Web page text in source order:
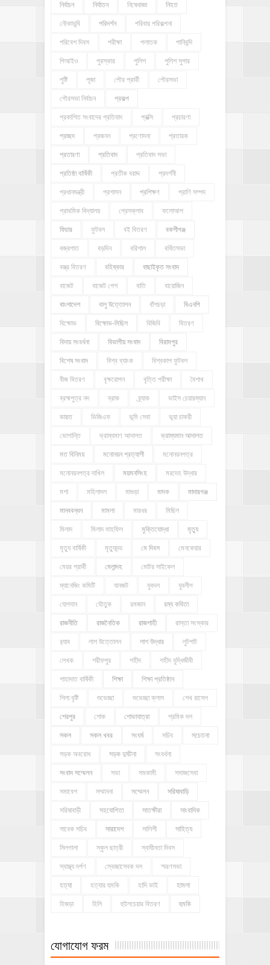
নির্বাচন নির্যাতন নিষেধাজ্ঞা নিহত
নৌকাডুবি পরিদর্শন পরিবার পরিকল্পনা
পরিবেশ দিবস পরীক্ষা পলাতক পানিবন্দি
পিআইও পুরস্কার পুলিশ পুলিশ সুপার
পুষ্টি পূজা পৌর প্রার্থী পৌরসভা
পৌরসভা নির্বাচন প্রকল্প
প্রকাশিত সংবাদের প্রতিবাদ প্রক্সি প্রচারণা
প্রচ্ছদ প্রজনন প্রণোদনা প্রতারক
প্রতারণা প্রতিবাদ প্রতিবাদ সভা
প্রতিষ্ঠা বার্ষিকী প্রতীক বরাদ্দ প্রদর্শনী
প্রধানমন্ত্রী প্রশাসন প্রশিক্ষণ প্রাণি সম্পদ
প্রাথমিক বিদ্যালয় প্রেসক্লাব ফলোআপ
ফিচার ফুটবল বই বিতরণ বকশীগঞ্জ
বজ্রপাত বড়দিন বরিশাল বর্ধিতসভা
বস্ত্র বিতরণ বহিষ্কার বাছাইকৃত সংবাদ
বাজেট বাজেট পেশ বাতি বায়োজিন
বাংলাদেশ বালু উত্তোলন বাঁশচড়া বিএনপি
বিক্ষোভ বিক্ষোভ-মিছিল বিজিবি বিতরণ
বিদায় সংবর্ধনা বিভাগীয় সংবাদ বিরামপুর
বিশেষ সংবাদ বিশ্ব ব্যাংক বিশ্বকাপ ফুটবল
বীজ বিতরণ বৃক্ষরোপন বৃত্তি পরীক্ষা বৈশাখ
ব্রহ্মপুত্র নদ ব্রাক ব্র্যাক ভাইস চেয়ারম্যান
ভারত ভিজিএফ ভূমি সেবা ভূয়া চাকরী
ভোগান্তি ভ্রাম্যমাণ আদালত ভ্রাম্যমান আদালত
মত বিনিময় মনোনয়ন প্রত্যাশী মনোনয়নপত্র
মনোনয়নপত্র দাখিল ময়মনসিংহ মরদেহ উদ্ধার
মশা মহিলাদল মাগুড়া মাদক মাদারগঞ্জ
মানববন্ধন মামলা মারধর মিছিল
মিলাদ মিলাদ মাহফিল মুক্তিযোদ্ধা মৃত্যু
মৃত্যু বার্ষিকী মৃত্যুদন্ড মে দিবস মেনকেয়ার
মেয়র প্রার্থী মেলান্দহ মোটর সাইকেল
ম্যানেজিং কমিটি যানজট যুবদল যুবলীগ
যোগদান যৌতুক রমজান রম্য কবিতা
রাজনীতি রাজনৈতিক রাজশাহী রাস্তা সংস্কার
র‍্যাব লাশ উত্তোলন লাশ উদ্ধার লুটপাট
লেখক শরীফপুর শহীদ শহীদ বুদ্ধিজীবী
শাহাদাত বার্ষিকী শিক্ষা শিক্ষা প্রতিষ্ঠান
শিলা বৃষ্টি শুভেচ্ছা শুভেচ্ছা ক্লাস শেখ রাসেল
শেরপুর শোক শোভাযাত্রা শ্রমিক দল
সকল সকল খবর সংঘর্ষ সচিব সচেতনা
সড়ক অবরোধ সড়ক দুর্ঘটনা সংবর্ধনা
সংবাদ সম্মেলন সভা সমকামী সমাজসেবা
সমাবেশ সম্মাননা সম্মেলন সরিষাবাড়ি
সরিষাবাড়ী সহযোগিতা সাতক্ষীরা সাংবাদিক
সাবেক সচিব সারাদেশ সালিশী সাহিত্য
সিলগালা স্কুল ছাত্রী স্বাধীনতা দিবস
স্বাস্থ্য দর্পণ স্বেচ্ছাসেবক দল স্মরণসভা
হত্যা হত্যার হুমকি হাদি ভাই হামলা
হিজড়া হিলি হুইলচেয়ার বিতরণ হুমকি
যোগাযোগ ফরম